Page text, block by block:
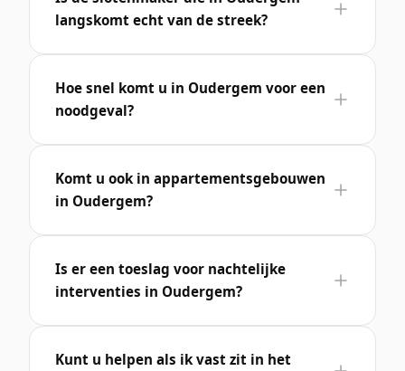
langskomt echt van de streek?
Hoe snel komt u in Oudergem voor een
noodgeval?
Komt u ook in appartementsgebouwen
in Oudergem?
Is er een toeslag voor nachtelijke
interventies in Oudergem?
Kunt u helpen als ik vast zit in het